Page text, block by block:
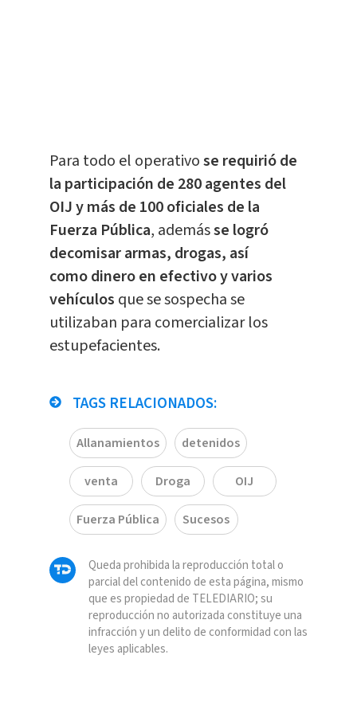
Para todo el operativose requirió de
la participación de 280 agentes del
OIJ y más de 100 oficiales de la
Fuerza Pública, ademásse logró
decomisar armas, drogas, así
como dinero en efectivo y varios
vehículos que se sospecha se
utilizaban para comercializar los
estupefacientes.
TAGS RELACIONADOS:
Allanamientos detenidos
venta Droga OIJ
Fuerza Pública Sucesos
Queda prohibida la reproducción total o
parcial del contenido de esta página, mismo
que es propiedad de TELEDIARIO; su
reproducción no autorizada constituye una
infracción y un delito de conformidad con las
leyes aplicables.